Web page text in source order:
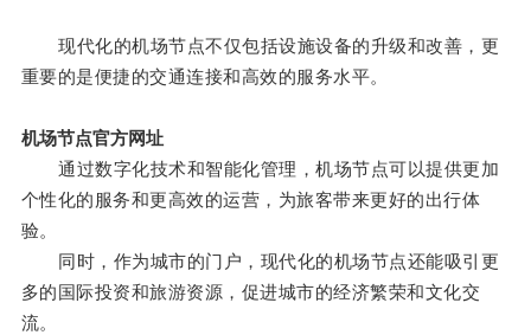
现代化的机场节点不仅包括设施设备的升级和改善，更
重要的是便捷的交通连接和高效的服务水平。
机场节点官方网址
通过数字化技术和智能化管理，机场节点可以提供更加
个性化的服务和更高效的运营，为旅客带来更好的出行体
验。
同时，作为城市的门户，现代化的机场节点还能吸引更
多的国际投资和旅游资源，促进城市的经济繁荣和文化交
流。